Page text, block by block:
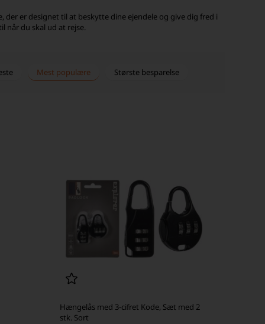
er designet til at beskytte dine ejendele og give dig fred i
når du skal ud at rejse.
Mest populære Største besparelse
Hængelås med 3-cifret Kode, Sæt med 2
stk. Sort